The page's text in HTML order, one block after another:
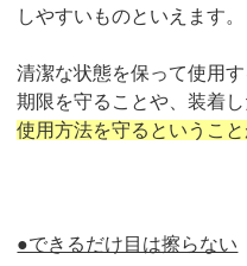
しやすいものといえます。
清潔な状態を保って使用
期限を守ることや、装着
使用方法を守るというこ
●できるだけ目は擦らない